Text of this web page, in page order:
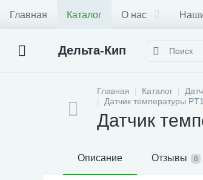
Главная Каталог О нас
Дельта-Кип
Главная Каталог
Датчик температуры
Датчик
Описание Отзывы 0